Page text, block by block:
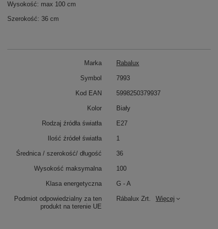
Wysokość: max 100 cm
Szerokość: 36 cm
Marka Rabalux
Podmiot odpowiedzialny za ten
produkt na terenie UE
Rábalux Zrt. Więcej
Symbol 7993
Kod EAN 5998250379937
Kolor Biały
Rodzaj źródła światła E27
Ilość źródeł światła 1
Średnica / szerokość/ długość 36
Wysokość maksymalna 100
Klasa energetyczna G - A